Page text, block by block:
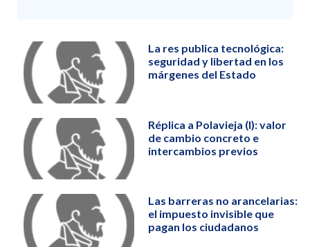
La res publica tecnológica:
seguridad y libertad en los
márgenes del Estado
Réplica a Polavieja (I): valor
de cambio concreto e
intercambios previos
Las barreras no arancelarias:
el impuesto invisible que
pagan los ciudadanos